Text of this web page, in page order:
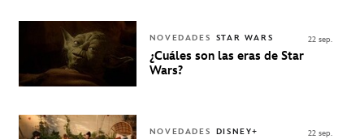
NOVEDADES STAR WARS
¿Cuáles son las eras de Star
Wars?
22 sep.
NOVEDADES DISNEY+ 22 sep.